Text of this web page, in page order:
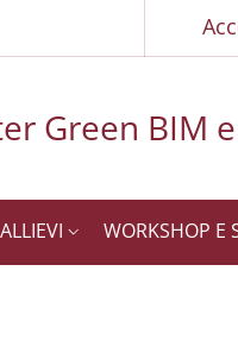
Green BIM
ALLIEVI WORKSHOP E